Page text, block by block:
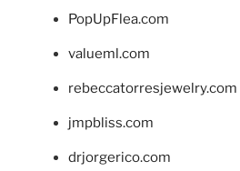
PopUpFlea.com
valueml.com
rebeccatorresjewelry.com
jmpbliss.com
drjorgerico.com